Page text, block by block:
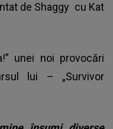
de Shaggy cu Kat
unei noi provocări
lui – „Survivor